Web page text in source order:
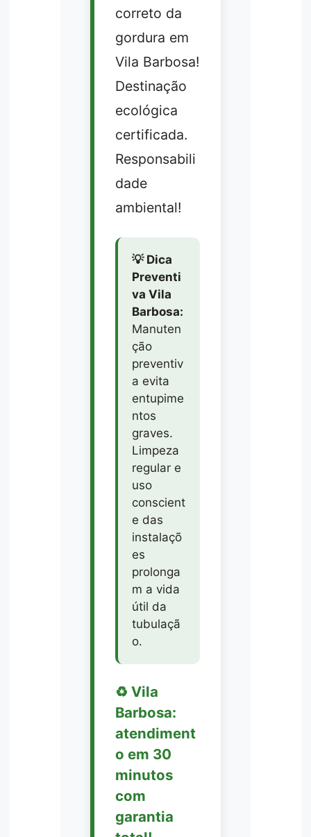
correto da
gordura em
Vila Barbosa!
Destinação
ecológica
certificada.
Responsabili
dade
ambiental!
💡 Dica
Preventi
va Vila
Barbosa:
Manuten
ção
preventiv
a evita
entupime
ntos
graves.
Limpeza
regular e
uso
conscient
e das
instalaçõ
es
prolonga
m a vida
útil da
tubulaçã
o.
♻️ Vila
Barbosa:
atendiment
o em 30
minutos
com
garantia